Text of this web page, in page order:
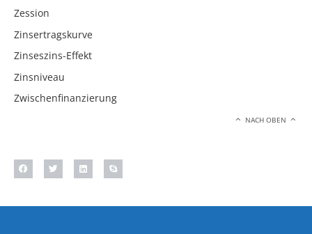
Zession
Zinsertragskurve
Zinseszins-Effekt
Zinsniveau
Zwischenfinanzierung
NACH OBEN